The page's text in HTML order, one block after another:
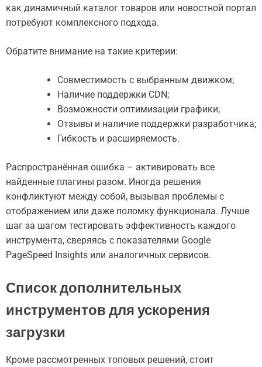
как динамичный каталог товаров или новостной портал
потребуют комплексного подхода.
Обратите внимание на такие критерии:
Совместимость с выбранным движком;
Наличие поддержки CDN;
Возможности оптимизации графики;
Отзывы и наличие поддержки разработчика;
Гибкость и расширяемость.
Распространённая ошибка – активировать все
найденные плагины разом. Иногда решения
конфликтуют между собой, вызывая проблемы с
отображением или даже поломку функционала. Лучше
шаг за шагом тестировать эффективность каждого
инструмента, сверяясь с показателями Google
PageSpeed Insights или аналогичных сервисов.
Список дополнительных
инструментов для ускорения
загрузки
Кроме рассмотренных топовых решений, стоит